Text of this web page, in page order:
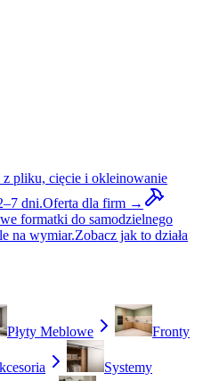
z pliku, cięcie i okleinowanie
dni.Oferta dla firm →
formatki do samodzielnego
na wymiar.Zobacz jak to działa
Płyty Meblowe Fronty
Systemy